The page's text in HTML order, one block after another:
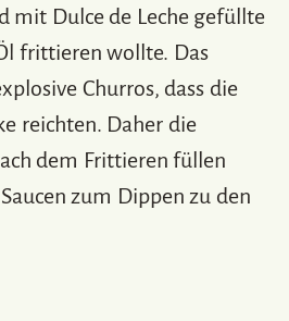
mit Dulce de Leche gefüllte
frittieren wollte. Das
Churros, dass die
reichten. Daher die
dem Frittieren füllen
zum Dippen zu den